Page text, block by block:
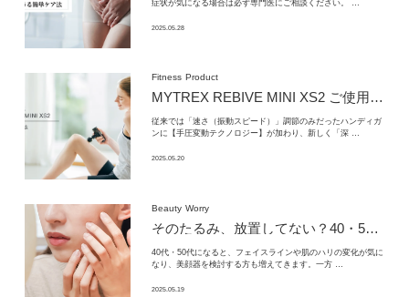
症状が気になる場合は必ず専門医にご相談ください。 …
2025.05.28
Fitness Product
MYTREX REBIVE MINI XS2 ご使用方法｜MYTREX(マイトレックス)
従来では「速さ（振動スピード）」調節のみだったハンディガ
ンに【手圧変動テクノロジー】が加わり、新しく「深 …
2025.05.20
Beauty Worry
そのたるみ、放置してない？ 40・50代から始めるEMS美顔器の“引き上げ”習慣
40代・50代になると、フェイスラインや肌のハリの変化が気に
なり、美顔器を検討する方も増えてきます。一方 …
2025.05.19